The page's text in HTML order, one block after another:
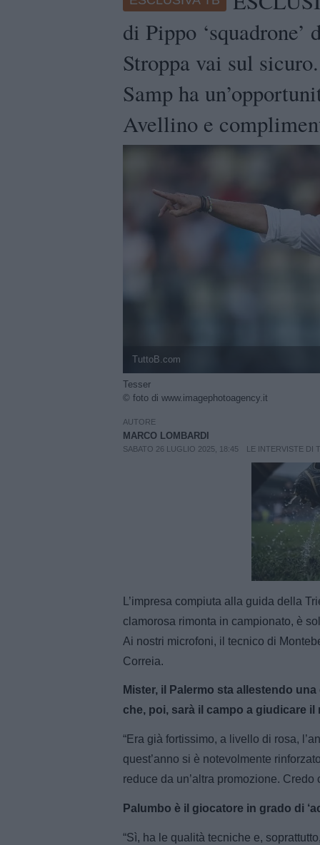
di Pippo ‘squadrone’
Stroppa vai sul
Samp ha
Avellino e
TuttoB.com
Tesser
© foto di www.imagephotoagency.it
AUTORE
MARCO LOMBARDI
SABATO 26 LUGLIO 2025, 18:45 LE INTERVISTE DI
Unmute
L’impresa compiuta alla guida della
clamorosa rimonta in campionato, è
Ai nostri microfoni, il tecnico di
Correia.
Mister, il Palermo sta allestendo
che, poi, sarà il campo a giudicare il
“Era già fortissimo, a livello di rosa,
quest’anno si è notevolmente
reduce da un’altra promozione. Credo
Palumbo è il giocatore in grado di
“Sì, ha le qualità tecniche e,